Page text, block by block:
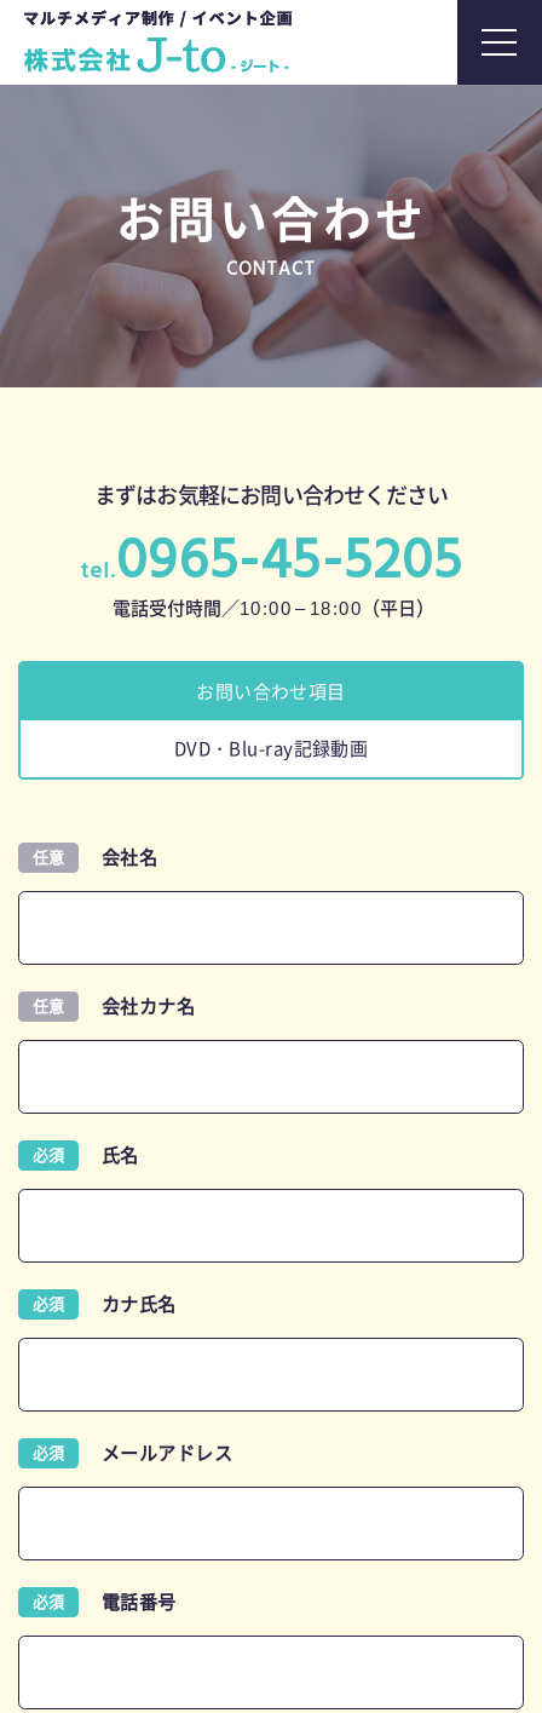
t
o
g
n
a
v
g
お問い合わせ
CONTACT
まずはお気軽にお問い合わせください
tel.0965-45-5205
電話受付時間／ 10:00 – 18:00 （平日）
お問い合わせ項目
DVD・Blu-ray記録動画
任意 会社名
任意 会社カナ名
必須 氏名
必須 カナ氏名
必須 メールアドレス
必須 電話番号